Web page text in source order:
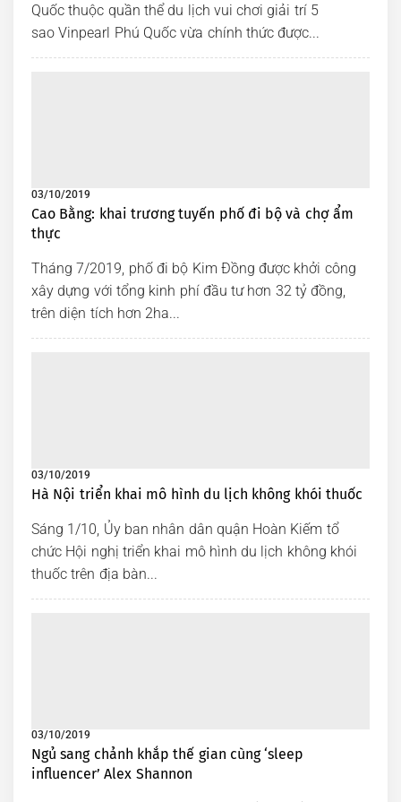
Quốc thuộc quần thể du lịch vui chơi giải trí 5
sao Vinpearl Phú Quốc vừa chính thức được...
03/10/2019
Cao Bằng: khai trương tuyến phố đi bộ và chợ ẩm
thực
Tháng 7/2019, phố đi bộ Kim Đồng được khởi công
xây dựng với tổng kinh phí đầu tư hơn 32 tỷ đồng,
trên diện tích hơn 2ha...
03/10/2019
Hà Nội triển khai mô hình du lịch không khói thuốc
Sáng 1/10, Ủy ban nhân dân quận Hoàn Kiếm tổ
chức Hội nghị triển khai mô hình du lịch không khói
thuốc trên địa bàn...
03/10/2019
Ngủ sang chảnh khắp thế gian cùng ‘sleep
influencer’ Alex Shannon
TOP Tổng Đài Taxi Đắk
thu hút nhiều khách du lịch
Biển đảo của Kiên Giang
Theo bạn thì sashimi cá